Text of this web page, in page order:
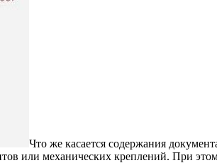
Что же касается содержания
или механических креплений. При